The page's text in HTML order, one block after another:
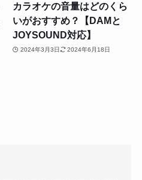
カラオケの音量はどのくら
いがおすすめ？【DAMと
JOYSOUND対応】
2024年3月3日 2024年6月18日